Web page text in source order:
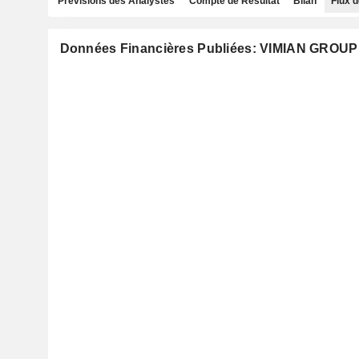
Données Financières Publiées: VIMIAN